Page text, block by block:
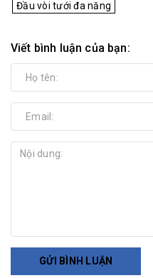
Đầu vòi tưới đa năng
Viết bình luận của bạn:
GỬI BÌNH LUẬN